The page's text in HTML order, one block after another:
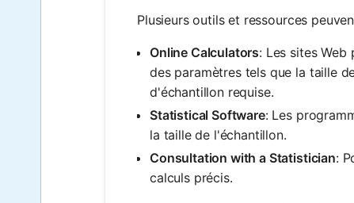
Plusieurs outils et ressources
Online Calculators: Les sites
des paramètres tels que la taille
d'échantillon requise.
Statistical Software: Les
la taille de l'échantillon.
Consultation with a Statistician:
calculs précis.